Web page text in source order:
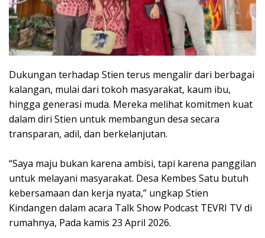
‎Dukungan terhadap Stien terus mengalir dari berbagai
kalangan, mulai dari tokoh masyarakat, kaum ibu,
hingga generasi muda. Mereka melihat komitmen kuat
dalam diri Stien untuk membangun desa secara
transparan, adil, dan berkelanjutan.
‎“Saya maju bukan karena ambisi, tapi karena panggilan
untuk melayani masyarakat. Desa Kembes Satu butuh
kebersamaan dan kerja nyata,” ungkap Stien
Kindangen dalam acara Talk Show Podcast TEVRI TV di
rumahnya, Pada kamis 23 April 2026.